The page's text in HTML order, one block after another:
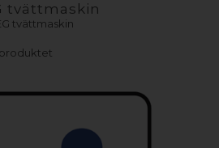
tvättmaskin
tvättmaskin